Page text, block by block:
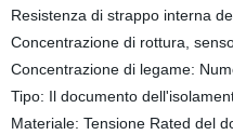
Resistenza di strappo interna
Concentrazione di rottura,
Concentrazione di legame:
Tipo: Il documento
Materiale: Tensione Rated del